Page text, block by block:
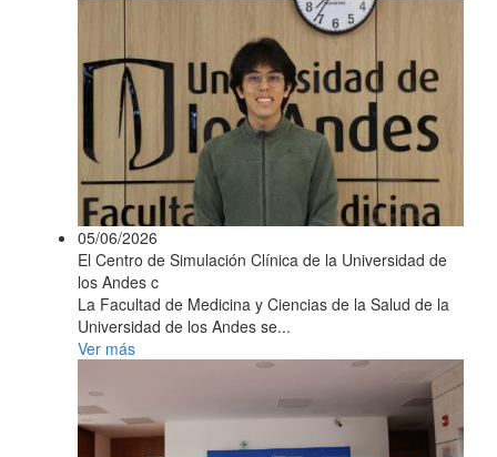
05/06/2026
El Centro de Simulación Clínica de la Universidad de
los Andes c
La Facultad de Medicina y Ciencias de la Salud de la
Universidad de los Andes se...
Ver más